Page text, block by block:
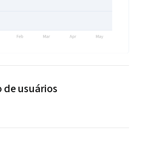
usuários
à equipe fazendo o upload